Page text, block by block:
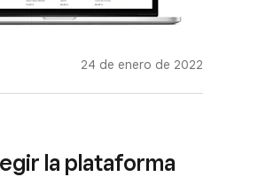
24 de enero de 2022
la plataforma